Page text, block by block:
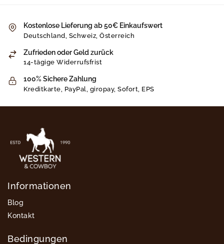
Kostenlose Lieferung ab 50€ Einkaufswert
Deutschland, Schweiz, Österreich
Zufrieden oder Geld zurück
14-tägige Widerrufsfrist
100% Sichere Zahlung
Kreditkarte, PayPal, giropay, Sofort, EPS
Informationen
Blog
Kontakt
Bedingungen